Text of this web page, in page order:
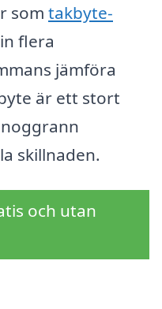
som takbyte-
flera
jämföra
är ett stort
skillnaden.
och utan